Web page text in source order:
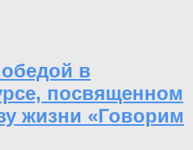
в
посвященном
жизни «Говорим